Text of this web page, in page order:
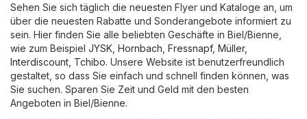
Sehen Sie sich täglich die neuesten Flyer und Kataloge an, um
über die neuesten Rabatte und Sonderangebote informiert zu
sein. Hier finden Sie alle beliebten Geschäfte in Biel/Bienne,
wie zum Beispiel JYSK Hornbach Fressnapf, Müller,
Interdiscount Tchibo. Unsere Website ist benutzerfreundlich
gestaltet, so dass Sie einfach und schnell finden können, was
Sie suchen. Sparen Sie Zeit und Geld mit den besten
Angeboten in Biel/Bienne.